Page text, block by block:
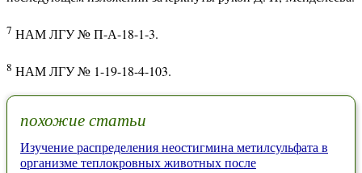
7 НАМ ЛГУ № П-А-18-1-3.
8 НАМ ЛГУ № 1-19-18-4-103.
похожие статьи
Изучение распределения неостигмина метилсульфата в
организме теплокровных животных после